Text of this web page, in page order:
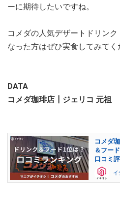
ーに期待したいですね。
コメダの人気デザートドリン
なった方はぜひ実食してみてく
DATA
コメダ珈琲店┃ジェリコ 元祖
コメダ
＆フー
口コミ
イ